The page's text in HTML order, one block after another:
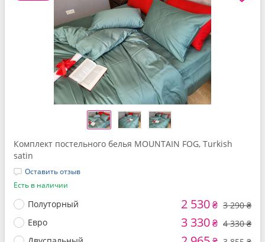
Комплект постельного белья MOUNTAIN FOG, Turkish
satin
Оставить отзыв
Есть в наличии
Полуторный 2 530₴ 3 290 ₴
Евро
3 330₴ 4 330 ₴